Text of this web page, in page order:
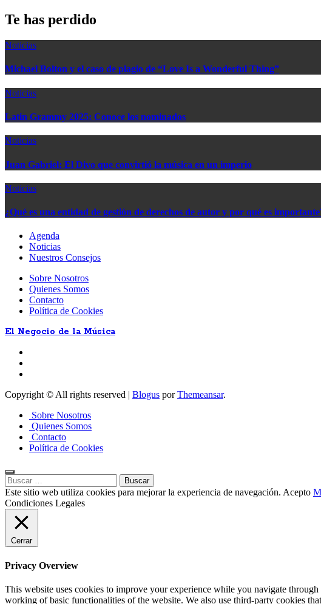
Te has perdido
Noticias
Michael Bolton y el caso de plagio de “Love Is a Wonderful Thing”
Noticias
Latin Grammy 2025: Conoce los nominados
Noticias
Juan Gabriel: El Divo que convirtió la música en un imperio
Noticias
¿Qué es una entidad de gestión de derechos de autor y por qué es
Agenda
Noticias
Nuestros Consejos
Sobre Nosotros
Quienes Somos
Contacto
Política de Cookies
El Negocio de la Música
Copyright © All rights reserved | Blogus porThemeansar.
Sobre Nosotros
Quienes Somos
Contacto
Política de Cookies
Buscar:
Este sitio web utiliza cookies para mejorar la experiencia de navegación. Acepto
Condiciones Legales
Cerrar
Privacy Overview
This website uses cookies to improve your experience while you navigate
working of basic functionalities of the website. We also use third-party cookies